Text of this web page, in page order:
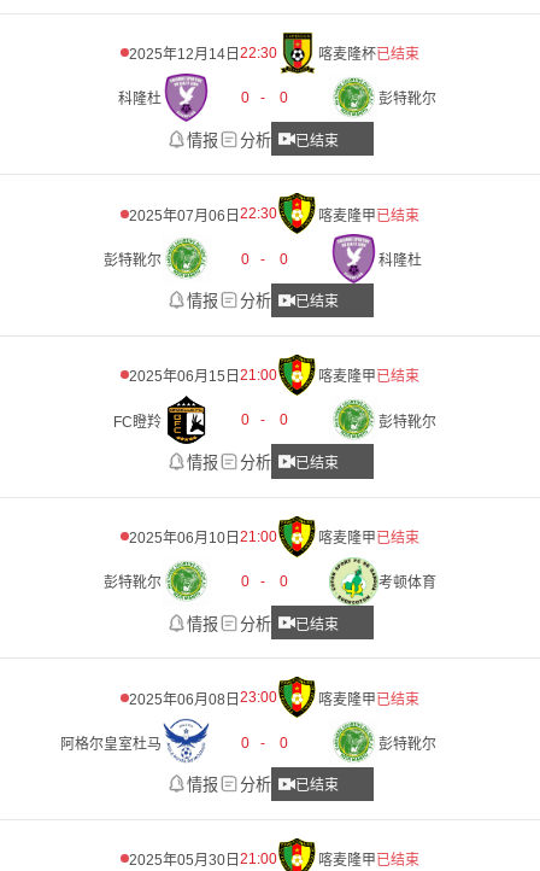
2025年12月14日 22:30 喀麦隆杯已结束
科隆杜 0 - 0 彭特靴尔
情报 分析 已结束
2025年07月06日 22:30 喀麦隆甲已结束
彭特靴尔 0 - 0 科隆杜
情报 分析 已结束
2025年06月15日 21:00 喀麦隆甲已结束
FC瞪羚 0 - 0 彭特靴尔
情报 分析 已结束
2025年06月10日 21:00 喀麦隆甲已结束
彭特靴尔 0 - 0 考顿体育
情报 分析 已结束
2025年06月08日 23:00 喀麦隆甲已结束
阿格尔皇室杜马 0 - 0 彭特靴尔
情报 分析 已结束
2025年05月30日 21:00 喀麦隆甲已结束